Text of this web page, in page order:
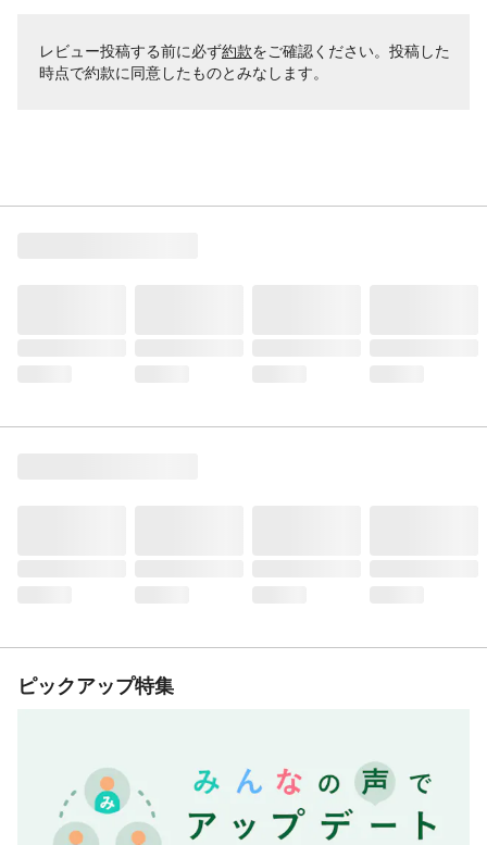
レビュー投稿する前に必ず約款をご確認ください。投稿した
時点で約款に同意したものとみなします。
ピックアップ特集